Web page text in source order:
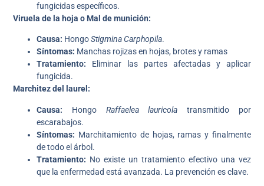
fungicidas específicos.
Viruela de la hoja o Mal de munición:
Causa: HongoStigmina Carphopila.
Síntomas: Manchas rojizas en hojas, brotes y ramas
Tratamiento: Eliminar las partes afectadas y aplicar
fungicida.
Marchitez del laurel:
Causa: Hongo Raffaelea lauricola transmitido por
escarabajos.
Síntomas: Marchitamiento de hojas, ramas y finalmente
de todo el árbol.
Tratamiento: No existe un tratamiento efectivo una vez
que la enfermedad está avanzada. La prevención es clave.